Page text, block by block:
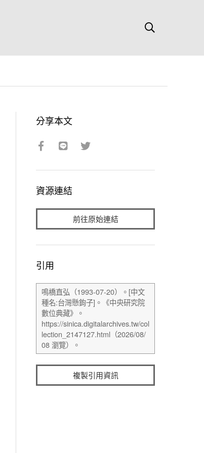
分享本文
資源連結
前往原始連結
引用
複製引用資訊